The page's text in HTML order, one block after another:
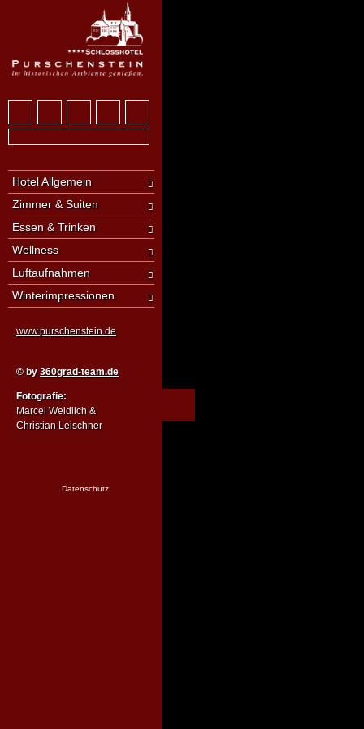
Hotel Allgemein
Zimmer & Suiten
Essen & Trinken
Wellness
Luftaufnahmen
Winterimpressionen
www.purschenstein.de
© by360grad-team.de
Fotografie:
Marcel Weidlich &
Christian Leischner
Datenschutz